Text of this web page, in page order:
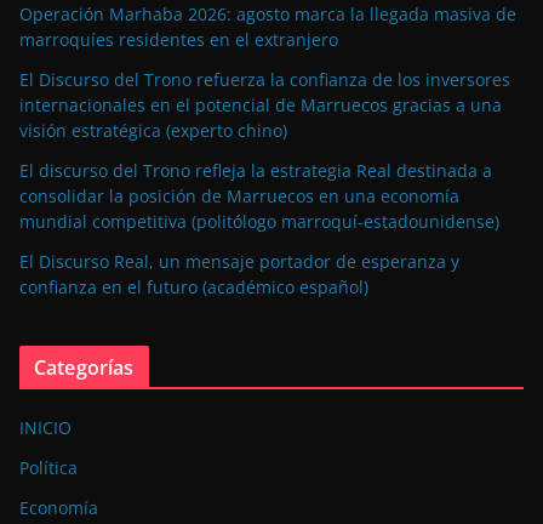
Operación Marhaba 2026: agosto marca la llegada masiva de
marroquíes residentes en el extranjero
El Discurso del Trono refuerza la confianza de los inversores
internacionales en el potencial de Marruecos gracias a una
visión estratégica (experto chino)
El discurso del Trono refleja la estrategia Real destinada a
consolidar la posición de Marruecos en una economía
mundial competitiva (politólogo marroquí-estadounidense)
El Discurso Real, un mensaje portador de esperanza y
confianza en el futuro (académico español)
Categorías
INICIO
Política
Economía